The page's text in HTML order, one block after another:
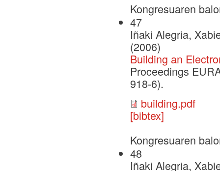
Kongresuaren
47
Iñaki Alegria,
(2006)
Building an
Proceedings
918-6).
building.pdf
[bibtex]
Kongresuaren
48
Iñaki Alegria,